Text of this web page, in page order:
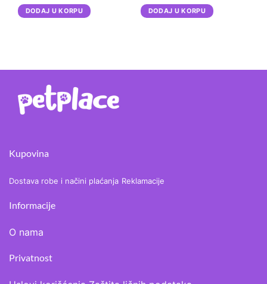
DODAJ U KORPU
za Vašeg psa
DODAJ U KORPU
Kupovina
Dostava robe i načini plaćanja Reklamacije
Informacije
O nama
Privatnost